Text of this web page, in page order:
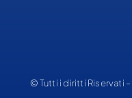
© Tutti i diritti Riservati –